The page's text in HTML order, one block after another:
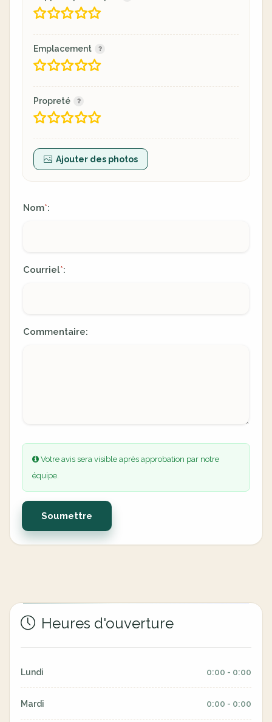
Emplacement
Propreté
Ajouter des photos
Nom*:
Courriel*:
Commentaire:
Votre avis sera visible après approbation par notre
équipe.
Soumettre
Heures d'ouverture
Lundi 0:00 - 0:00
Mardi 0:00 - 0:00